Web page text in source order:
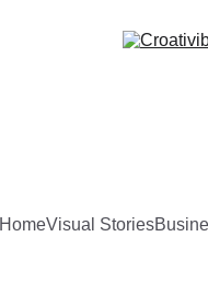
HomeVisual Stories